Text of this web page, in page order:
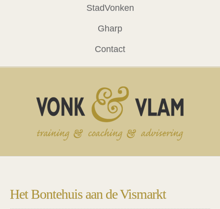
StadVonken
Gharp
Contact
Het Bontehuis aan de Vismarkt